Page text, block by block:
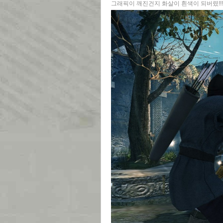
그래픽이 깨진건지 화살이 흰색이 되버렸